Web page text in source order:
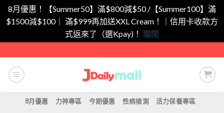
8月優惠！【Summer50】滿$800減$50 /【Summer100】滿
$1500減$100｜ 滿$999再加送XXL Cream！｜信用卡收款方
式返來了（選Kpay)！ 關閉
to
content
8月優惠 力神專區 今期優惠 性病檢測 活力保養專區